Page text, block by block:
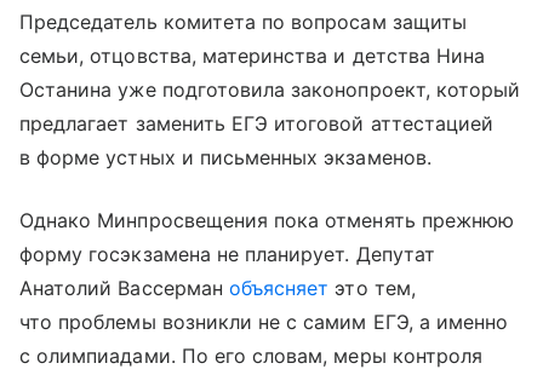
Председатель комитета по вопросам защиты
семьи, отцовства, материнства и детства Нина
Останина уже подготовила законопроект, который
предлагает заменить ЕГЭ итоговой аттестацией
в форме устных и письменных экзаменов.
Однако Минпросвещения пока отменять прежнюю
форму госэкзамена не планирует. Депутат
Анатолий Вассерман объясняет это тем,
что проблемы возникли не с самим ЕГЭ, а именно
с олимпиадами. По его словам, меры контроля